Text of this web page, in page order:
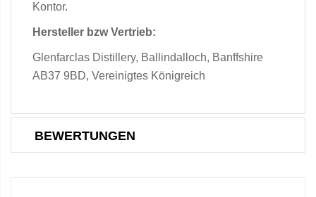
Kontor.
Hersteller bzw Vertrieb:
Glenfarclas Distillery, Ballindalloch, Banffshire
AB37 9BD, Vereinigtes Königreich
BEWERTUNGEN